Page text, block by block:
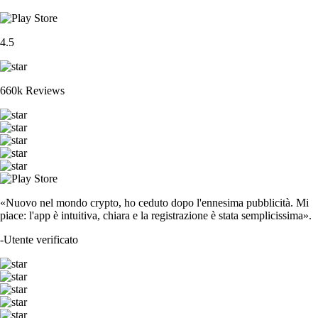
4.5
660k Reviews
«Nuovo nel mondo crypto, ho ceduto dopo l'ennesima pubblicità. Mi
piace: l'app è intuitiva, chiara e la registrazione è stata semplicissima».
-Utente verificato